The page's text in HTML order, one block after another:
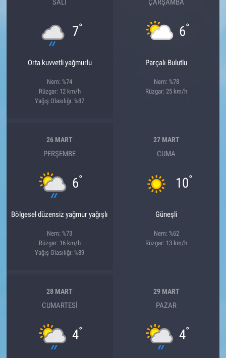
SALI
7°
Orta kuvvetli yağmurlu
Nem: %74
Rüzgar: 12 km/h
Yağış Olasılığı: %87
ÇARŞAMBA
6°
Parçalı Bulutlu
Nem: %78
Rüzgar: 25 km/h
26 MART
PERŞEMBE
6°
Bölgesel düzensiz yağmur yağışlı
Nem: %73
Rüzgar: 16 km/h
Yağış Olasılığı: %89
27 MART
CUMA
10°
Güneşli
Nem: %62
Rüzgar: 13 km/h
28 MART
CUMARTESI
4°
29 MART
PAZAR
4°